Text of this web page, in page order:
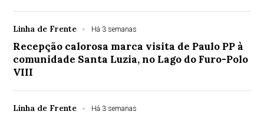
Linha de Frente Há 3 semanas
Recepção calorosa marca visita de Paulo PP à
comunidade Santa Luzia, no Lago do Furo-Polo
VIII
Linha de Frente Há 3 semanas